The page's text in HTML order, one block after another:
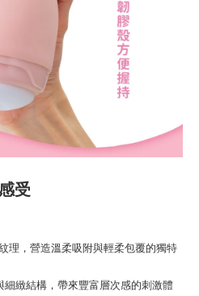
受
理，營造溫柔吸附與輕柔包覆的獨特
細緻結構，帶來豐富層次感的刺激體